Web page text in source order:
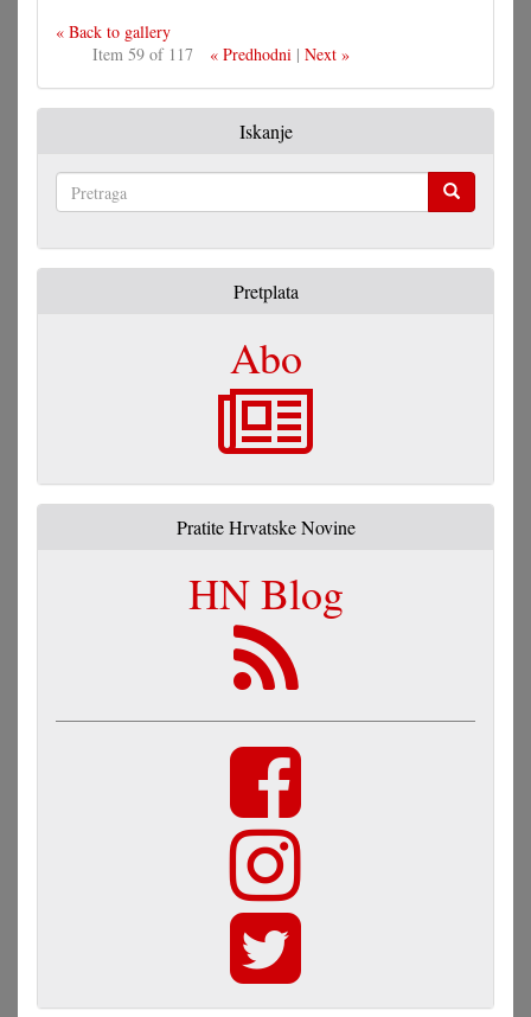
« Back to gallery
Item 59 of 117
« Predhodni| Next »
Iskanje
Pretplata
Abo
Pratite Hrvatske Novine
HN Blog